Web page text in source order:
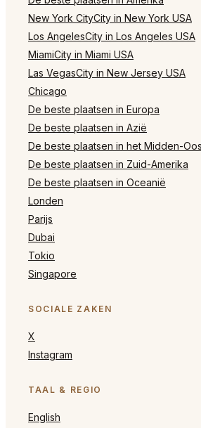
New York CityCity in New York USA
Los AngelesCity in Los Angeles USA
MiamiCity in Miami USA
Las VegasCity in New Jersey USA
Chicago
De beste plaatsen in Europa
De beste plaatsen in Azië
De beste plaatsen in het Midden-
De beste plaatsen in Zuid-Amerika
De beste plaatsen in Oceanië
Londen
Parijs
Dubai
Tokio
Singapore
SOCIALE ZAKEN
X
Instagram
TAAL & REGIO
English